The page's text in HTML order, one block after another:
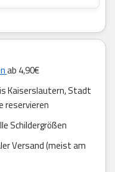
ab 4,90€
Kaiserslautern, Stadt
reservieren
Schildergrößen
Versand (meist am